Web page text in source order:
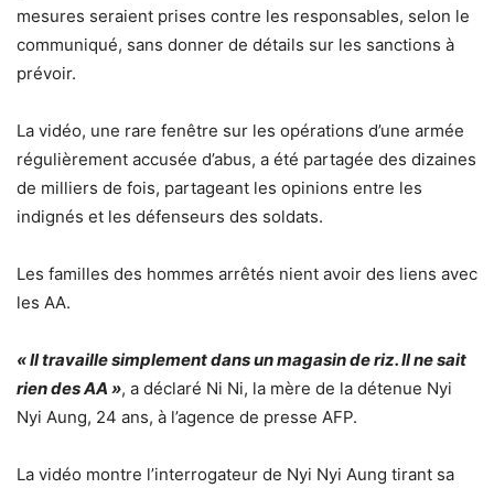
mesures seraient prises contre les responsables, selon le
communiqué, sans donner de détails sur les sanctions à
prévoir.
La vidéo, une rare fenêtre sur les opérations d’une armée
régulièrement accusée d’abus, a été partagée des dizaines
de milliers de fois, partageant les opinions entre les
indignés et les défenseurs des soldats.
Les familles des hommes arrêtés nient avoir des liens avec
les AA.
« Il travaille simplement dans un magasin de riz. Il ne sait
rien des AA », a déclaré Ni Ni, la mère de la détenue Nyi
Nyi Aung, 24 ans, à l’agence de presse AFP.
La vidéo montre l’interrogateur de Nyi Nyi Aung tirant sa